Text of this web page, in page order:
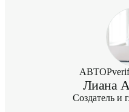
АВТОР
Лиана
Создатель и